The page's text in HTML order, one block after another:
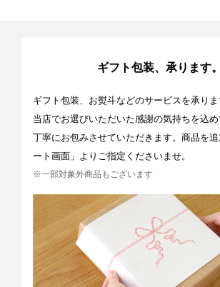
ギフト包装、承ります。
ギフト包装、お熨斗などのサービスを承り
当店でお選びいただいた感謝の気持ちを込
丁寧にお包みさせていただきます。商品を
ート画面」よりご指定くださいませ。
※一部対象外商品もございます